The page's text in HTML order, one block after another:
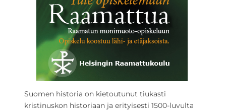
Suomen historia on kietoutunut tiukasti
kristinuskon historiaan ja erityisesti 1500-luvulta